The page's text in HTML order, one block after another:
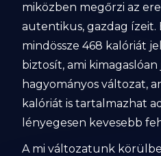
miközben megőrzi az
autentikus, gazdag ízeit.
mindössze 468 kalóriát
biztosít, ami
hagyományos változat,
kalóriát is tartalmazhat
lényegesen kevesebb
A mi változatunk